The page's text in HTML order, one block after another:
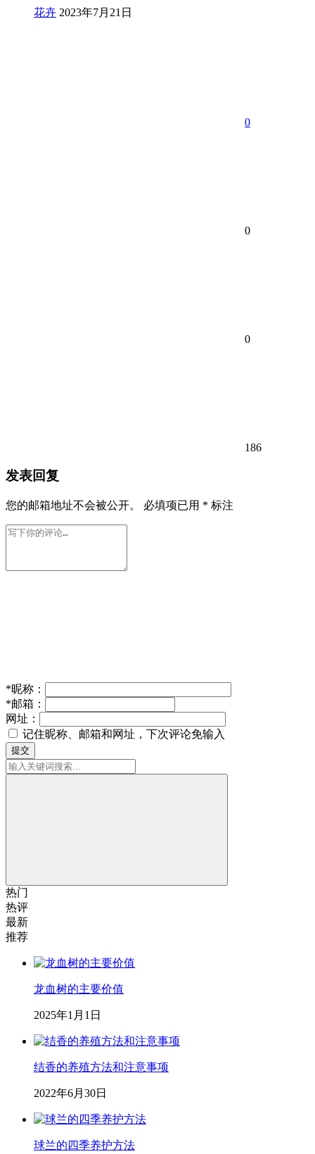
花卉 2023年7月21日
0
0
0
186
发表回复
您的邮箱地址不会被公开。 必填项已用 * 标注
*昵称：
*邮箱：
网址：
记住昵称、邮箱和网址，下次评论免输入
提交
热门
热评
最新
推荐
龙血树的主要价值
2025年1月1日
结香的养殖方法和注意事项
2022年6月30日
球兰的四季养护方法